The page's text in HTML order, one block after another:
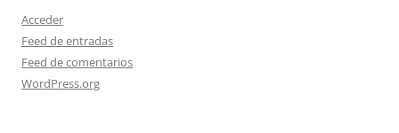
Acceder
Feed de entradas
Feed de comentarios
WordPress.org